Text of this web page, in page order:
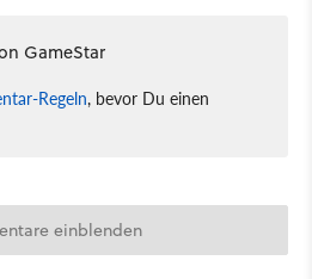
GameStar
Regeln, bevor Du einen
einblenden